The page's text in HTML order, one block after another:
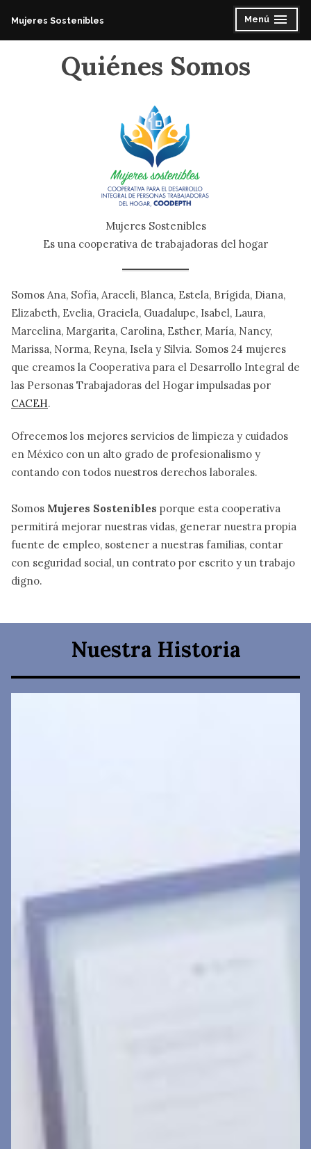
contenido
Mujeres Sostenibles Menú
expandido
cerrado
Quiénes Somos
Mujeres Sostenibles
Es una cooperativa de trabajadoras del hogar
Somos Ana, Sofía, Araceli, Blanca, Estela, Brígida, Diana,
Elizabeth, Evelia, Graciela, Guadalupe, Isabel, Laura,
Marcelina, Margarita, Carolina, Esther, María, Nancy,
Marissa, Norma, Reyna, Isela y Silvia. Somos 24 mujeres
que creamos la Cooperativa para el Desarrollo Integral de
las Personas Trabajadoras del Hogar impulsadas por
CACEH.
Ofrecemos los mejores servicios de limpieza y cuidados
en México con un alto grado de profesionalismo y
contando con todos nuestros derechos laborales.
Somos Mujeres Sostenibles porque esta cooperativa
permitirá mejorar nuestras vidas, generar nuestra propia
fuente de empleo, sostener a nuestras familias, contar
con seguridad social, un contrato por escrito y un trabajo
digno.
Nuestra Historia